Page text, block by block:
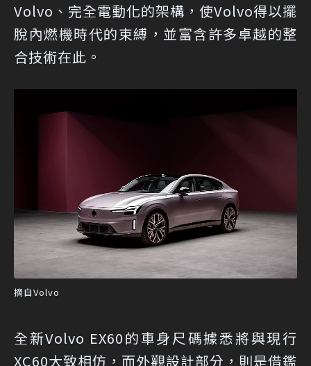
Volvo、完全電動化的架構，使Volvo得以擺
脫內燃機時代的束縛，並富含許多卓越的整
合技術在此。
摘自Volvo
全新Volvo EX60的車身尺碼據悉將與現行
XC60大致相仿，而外觀設計部分，則是借鑑